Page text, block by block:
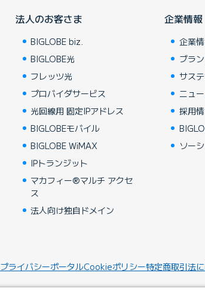
法人のお客さま
BIGLOBE biz.
BIGLOBE光
フレッツ光
プロバイダサービス
光回線用 固定IPアドレス
BIGLOBEモバイル
BIGLOBE WiMAX
IPトランジット
マカフィー®マルチ アクセ
ス
法人向け独自ドメイン
企業情報
企業
ブラ
サス
ニュ
採用
ソー
プライバシーポータルCookieポリシー特定商取引法